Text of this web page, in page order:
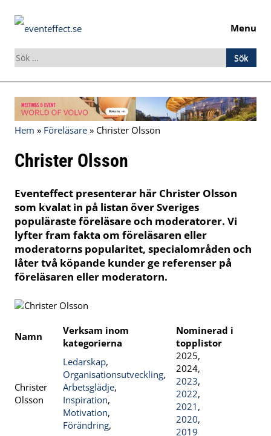
Menu
Sök
efter:
Skip
to
content
Hem » Föreläsare » Christer Olsson
Christer Olsson
Eventeffect presenterar här Christer Olsson
som kvalat in på listan över Sveriges
populäraste föreläsare och moderatorer. Vi
lyfter fram fakta om föreläsaren eller
moderatorns popularitet, specialområden och
låter två köpande kunder ge referenser på
föreläsaren eller moderatorn.
Namn
Verksam inom
kategorierna
Nominerad i
topplistor
Christer
Olsson
Ledarskap,
Organisationsutveckling,
Arbetsglädje,
Inspiration,
Motivation,
Förändring,
2025,
2024,
2023,
2022,
2021 ,
2020,
2019